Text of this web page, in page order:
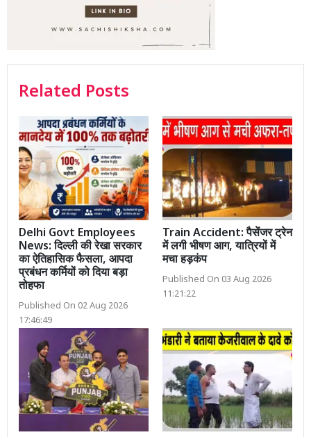
Related Posts
Delhi Govt Employees
News: दिल्ली की रेखा सरकार
का ऐतिहासिक फैसला, आपदा
प्रबंधन कर्मियों को दिया बड़ा
तोहफा
Published On 02 Aug 2026
17:46:49
Train Accident: पैसेंजर ट्रेन
में लगी भीषण आग, यात्रियों में
मचा हड़कंप
Published On 03 Aug 2026
11:21:22